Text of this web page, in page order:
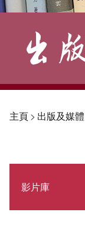
主頁> 出版及媒體
影片庫